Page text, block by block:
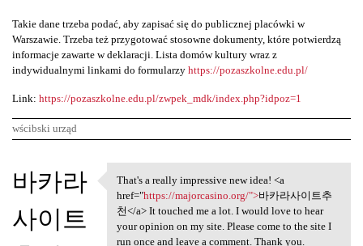
Takie dane trzeba podać, aby zapisać się do publicznej placówki w
Warszawie. Trzeba też przygotować stosowne dokumenty, które potwierdzą
informacje zawarte w deklaracji. Lista domów kultury wraz z
indywidualnymi linkami do formularzy https://pozaszkolne.edu.pl/
Link: https://pozaszkolne.edu.pl/zwpek_mdk/index.php?idpoz=1
wścibski urząd
K
o
m
바카라
사이트
That's a really impressive
That's a really impressive new idea! <a
href="https://majorcasino.org/">바카라사이트추
천</a> It touched me a lot. I would love to hear
your opinion on my site. Please come to the site I
run once and leave a comment. Thank you.